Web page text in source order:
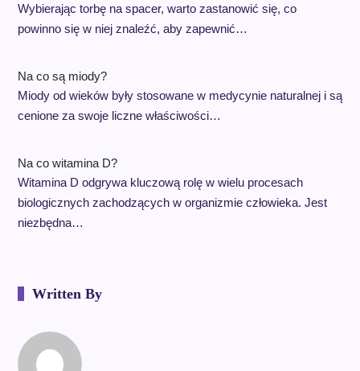
Wybierając torbę na spacer, warto zastanowić się, co
powinno się w niej znaleźć, aby zapewnić…
Na co są miody?
Miody od wieków były stosowane w medycynie naturalnej i są
cenione za swoje liczne właściwości…
Na co witamina D?
Witamina D odgrywa kluczową rolę w wielu procesach
biologicznych zachodzących w organizmie człowieka. Jest
niezbędna…
Written By